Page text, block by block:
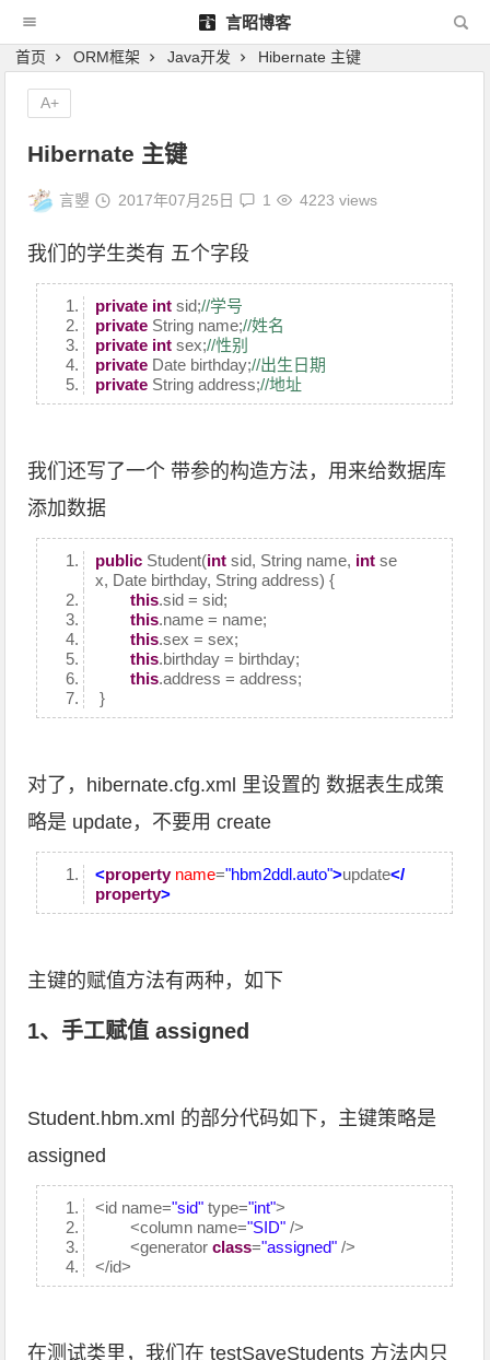
言昭博客
首页 ORM框架 Java开发 Hibernate 主键
Hibernate 主键
言曌 2017年07月25日 1 4223 views
我们的学生类有 五个字段
private int sid;//学号
private String name;//姓名
private int sex;//性别
private Date birthday;//出生日期
private String address;//地址
我们还写了一个 带参的构造方法，用来给数据库
添加数据
public Student(int sid, String name, int se
x, Date birthday, String address) {
this.sid = sid;
this.name = name;
this.sex = sex;
this.birthday = birthday;
this.address = address;
}
对了，hibernate.cfg.xml 里设置的 数据表生成策
略是 update，不要用 create
<property name="hbm2ddl.auto">update</
property>
主键的赋值方法有两种，如下
1、手工赋值 assigned
Student.hbm.xml 的部分代码如下，主键策略是
assigned
<id name="sid" type="int">
<column name="SID" />
<generatorclass="assigned" />
</id>
在测试类里，我们在 testSaveStudents 方法内只
A+